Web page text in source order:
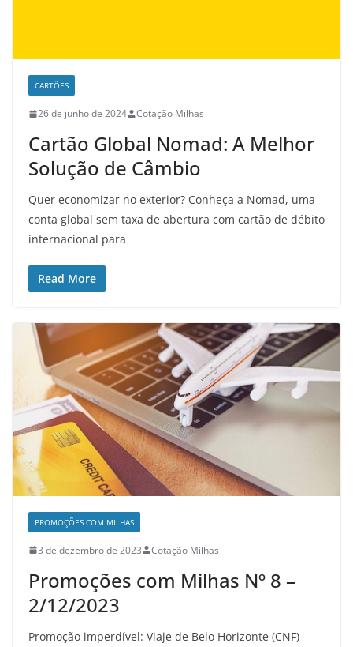
CARTÕES
26 de junho de 2024 Cotação Milhas
Cartão Global Nomad: A Melhor
Solução de Câmbio
Quer economizar no exterior? Conheça a Nomad, uma
conta global sem taxa de abertura com cartão de débito
internacional para
Read More
PROMOÇÕES COM MILHAS
3 de dezembro de 2023 Cotação Milhas
Promoções com Milhas Nº 8 –
2/12/2023
Promoção imperdível: Viaje de Belo Horizonte (CNF)